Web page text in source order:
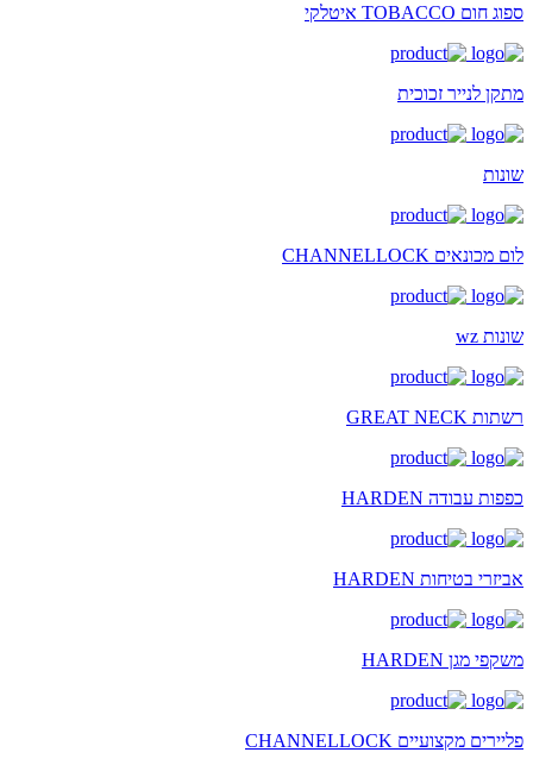
ספוג חום TOBACCO איטלקי
מתקן לנייר זכוכית
שונות
לום מכונאים CHANNELLOCK
שונות wz
רשתות GREAT NECK
כפפות עבודה HARDEN
אביזרי בטיחות HARDEN
משקפי מגן HARDEN
פליירים מקצועיים CHANNELLOCK